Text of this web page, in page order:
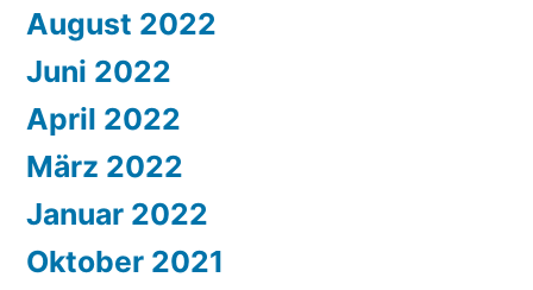
August 2022
Juni 2022
April 2022
März 2022
Januar 2022
Oktober 2021